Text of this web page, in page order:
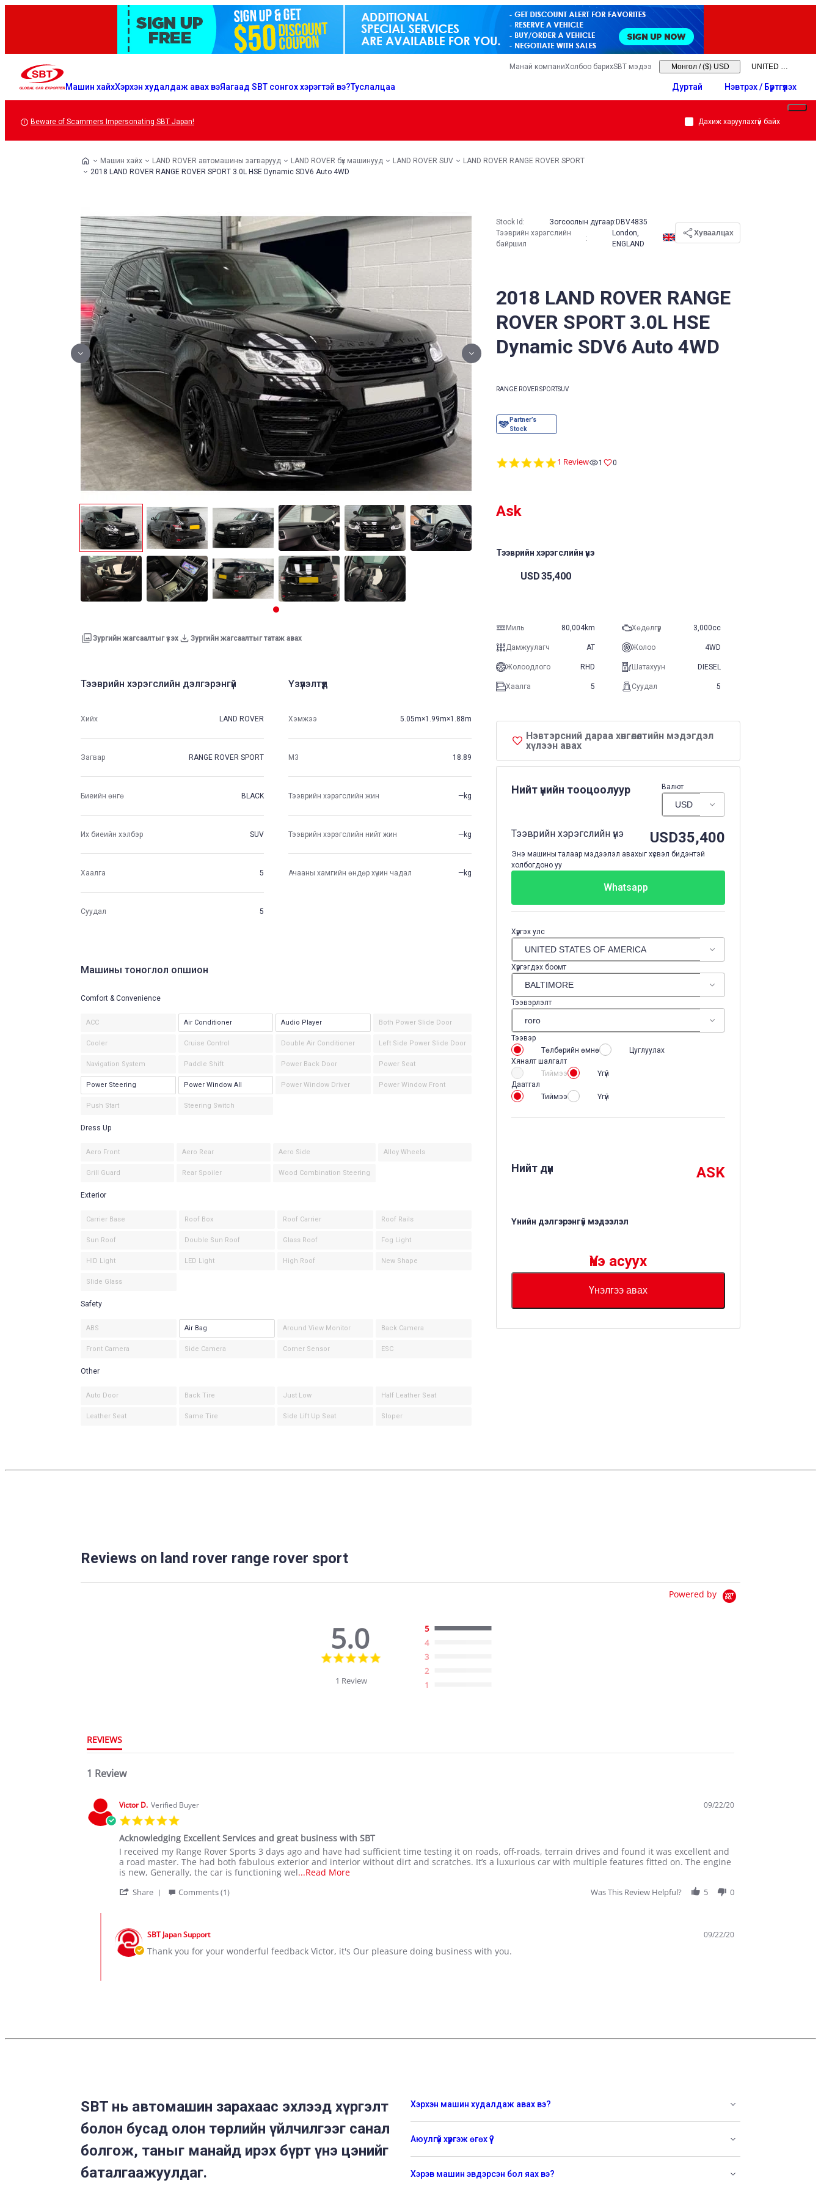
Машин хайхХэрхэн худалдаж авах вэЯагаад SBT сонгох хэрэгтэй вэ?Туслалцаа
Манай компаниХолбоо барихSBT мэдээ Монгол / ($) USD
Дуртай Нэвтрэх / Бүртгүүлэх
Beware of Scammers Impersonating SBT Japan! Дахиж харуулахгүй байх
Машин хайх LAND ROVER автомашины загварууд LAND ROVER бүх машинууд LAND ROVER SUV
LAND ROVER RANGE ROVER SPORT
2018 LAND ROVER RANGE ROVER SPORT 3.0L HSE Dynamic SDV6 Auto 4WD
2018 LAND ROVER RANGE
ROVER SPORT 3.0L HSE
Dynamic SDV6 Auto 4WD
RANGE ROVER SPORTSUV
Stock Id: Зогсоолын дугаар: DBV4835
Тээврийн хэрэгслийн
байршил
:
London,
ENGLAND
Хуваалцах
Зургийн жагсаалтыг үзэх Зургийн жагсаалтыг татаж авах
5.0
1 Review 1 0
Ask
Тээврийн хэрэгслийн үнэ
USD35,400
Нэвтэрсний дараа хөнгөлөлтийн мэдэгдэл
хүлээн авах
Миль 80,004km Хөдөлгүүр 3,000cc
Дамжуулагч AT Жолоо 4WD
Жолоодлого RHD Шатахуун DIESEL
Хаалга 5 Суудал 5
Нийт үнийн тооцоолуур Валют
Тээврийн хэрэгслийн үнэ USD35,400
Энэ машины талаар мэдээлэл авахыг хүсвэл бидэнтэй
холбогдоно уу
Whatsapp
Хүргэх улс
Хүргэгдэх боомт
Тээвэрлэлт
Тээвэр
Төлбөрийн өмнө
Цуглуулах
Хяналт шалгалт
Тиймээ
Үгүй
Даатгал
Тиймээ
Үгүй
Нийт дүн ASK
Үнийн дэлгэрэнгүй мэдээлэл
Үнэ асуух
Үнэлгээ авах
Тээврийн хэрэгслийн дэлгэрэнгүй
Хийх LAND ROVER
Загвар RANGE ROVER SPORT
Биеийн өнгө BLACK
Их биеийн хэлбэр SUV
Хаалга 5
Суудал 5
Үзүүлэлтүүд
Хэмжээ 5.05m×1.99m×1.88m
М3 18.89
Тээврийн хэрэгслийн жин —kg
Тээврийн хэрэгслийн нийт жин —kg
Ачааны хамгийн өндөр хүчин чадал —kg
Машины тоноглол опшион
Comfort & Convenience
ACC Air Conditioner Audio Player Both Power Slide Door
Cooler Cruise Control Double Air Conditioner Left Side Power Slide Door
Navigation System Paddle Shift Power Back Door Power Seat
Power Steering Power Window All Power Window Driver Power Window Front
Push Start Steering Switch
Dress Up
Aero Front Aero Rear Aero Side Alloy Wheels
Grill Guard Rear Spoiler Wood Combination Steering
Exterior
Carrier Base Roof Box Roof Carrier Roof Rails
Sun Roof Double Sun Roof Glass Roof Fog Light
HID Light LED Light High Roof New Shape
Slide Glass
Safety
ABS Air Bag Around View Monitor Back Camera
Front Camera Side Camera Corner Sensor ESC
Other
Auto Door Back Tire Just Low Half Leather Seat
Leather Seat Same Tire Side Lift Up Seat Sloper
Reviews on land rover range rover sport
Powered by
5.0
5.0
1 Review
5
4
3
2
1
REVIEWS
1 Review
Victor D. Verified Buyer
rating
09/22/20
Acknowledging Excellent Services and great business with SBT
Review
by
Victor
on
review
stating
Acknowledging
Services
with
SBT
I received my Range Rover Sports 3 days ago and have had sufficient time testing it on roads, off-roads, terrain drives and found it was excellent and
a road master. The had both fabulous exterior and interior without dirt and scratches. It’s a luxurious car with multiple features fitted on. The engine
is new, Generally, the car is functioning wel...Read MoreRead
Sports
Share
Victor
D.
on
Comments (1) Was This Review Helpful? 5 0
Store
Owner
by
2020
SBT Japan Support 09/22/20
Thank you for your wonderful feedback Victor, it's Our pleasure doing business with you.
SBT нь автомашин зарахаас эхлээд хүргэлт
болон бусад олон төрлийн үйлчилгээг санал
болгож, таныг манайд ирэх бүрт үнэ цэнийг
баталгаажуулдаг.
Хэрхэн машин худалдаж авах вэ?
Аюулгүй хүргэж өгөх үү?
Хэрэв машин эвдэрсэн бол яах вэ?